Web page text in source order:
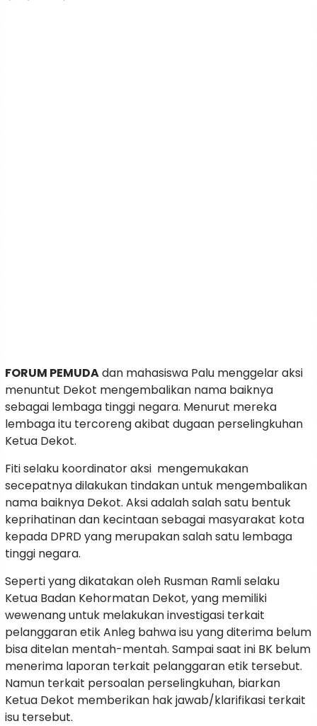
FORUM PEMUDAdan mahasiswa Palu menggelar aksi
menuntut Dekot mengembalikan nama baiknya
sebagai lembaga tinggi negara. Menurut mereka
lembaga itu tercoreng akibat dugaan perselingkuhan
Ketua Dekot.
Fiti selaku koordinator aksi mengemukakan
secepatnya dilakukan tindakan untuk mengembalikan
nama baiknya Dekot. Aksi adalah salah satu bentuk
keprihatinan dan kecintaan sebagai masyarakat kota
kepada DPRD yang merupakan salah satu lembaga
tinggi negara.
Seperti yang dikatakan oleh Rusman Ramli selaku
Ketua Badan Kehormatan Dekot, yang memiliki
wewenang untuk melakukan investigasi terkait
pelanggaran etik Anleg bahwa isu yang diterima belum
bisa ditelan mentah-mentah. Sampai saat ini BK belum
menerima laporan terkait pelanggaran etik tersebut.
Namun terkait persoalan perselingkuhan, biarkan
Ketua Dekot memberikan hak jawab/klarifikasi terkait
isu tersebut.